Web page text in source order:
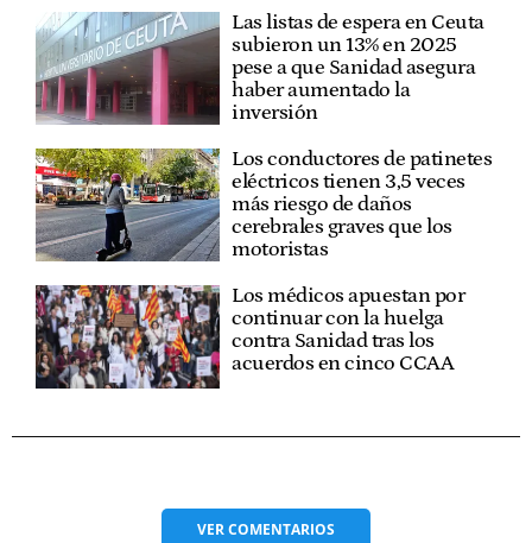
Las listas de espera en Ceuta
subieron un 13% en 2025
pese a que Sanidad asegura
haber aumentado la
inversión
Los conductores de patinetes
eléctricos tienen 3,5 veces
más riesgo de daños
cerebrales graves que los
motoristas
Los médicos apuestan por
continuar con la huelga
contra Sanidad tras los
acuerdos en cinco CCAA
VERCOMENTARIOS